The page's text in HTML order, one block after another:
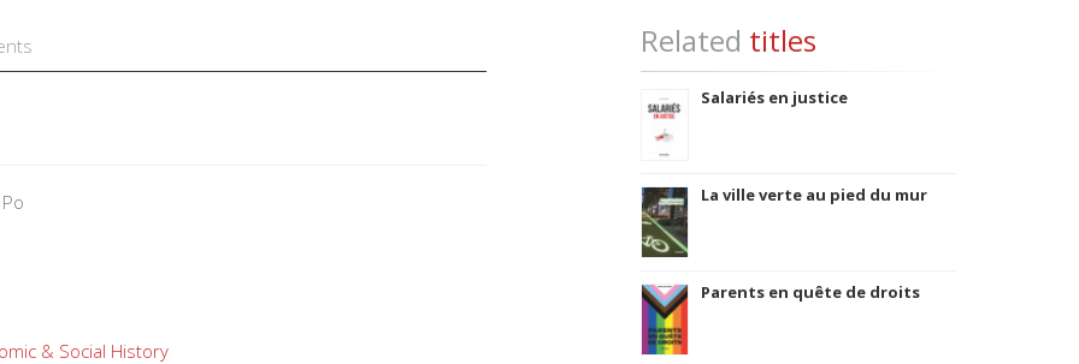
& Social History
Related titles
Salariés en justice
La ville verte au pied du mur
Parents en quête de droits